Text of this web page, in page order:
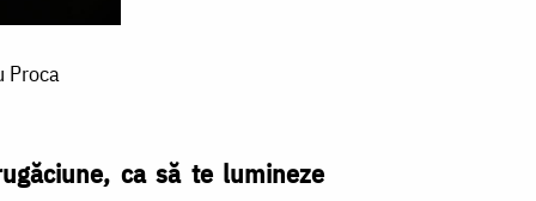
Proca
ca să te lumineze